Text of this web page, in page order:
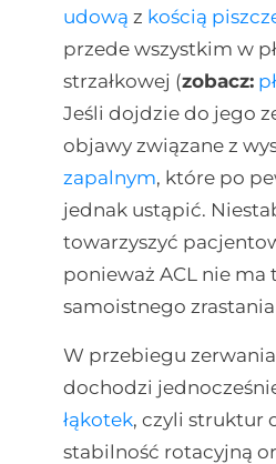
udową z kością
przede wszystkim w
strzałkowej (zobacz:
Jeśli dojdzie do jego
objawy związane z
zapalnym, które po
jednak ustąpić.
towarzyszyć
ponieważ ACL nie ma
samoistnego zrastania
W przebiegu
dochodzi
łąkotek, czyli struktur
stabilność rotacyjną